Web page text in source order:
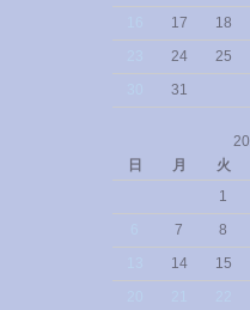
17 18
24 25
31
日
月 火
1
7 8
14 15